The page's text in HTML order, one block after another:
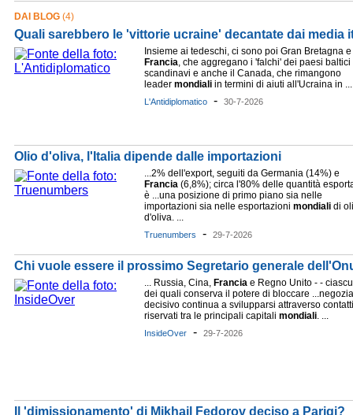
DAI BLOG (4)
Quali sarebbero le 'vittorie ucraine' decantate dai media
Insieme ai tedeschi, ci sono poi Gran Bretagna e
Francia, che aggregano i 'falchi' dei paesi baltici
scandinavi e anche il Canada, che rimangono
leader mondiali in termini di aiuti all'Ucraina in ...
L'Antidiplomatico - 30-7-2026
Olio d'oliva, l'Italia dipende dalle importazioni
...2% dell'export, seguiti da Germania (14%) e
Francia (6,8%); circa l'80% delle quantità
è ...una posizione di primo piano sia nelle
importazioni sia nelle esportazioni mondiali di
d'oliva. ...
Truenumbers - 29-7-2026
Chi vuole essere il prossimo Segretario generale
... Russia, Cina, Francia e Regno Unito - -
dei quali conserva il potere di bloccare
decisivo continua a svilupparsi attraverso contatti
riservati tra le principali capitali mondiali. ...
InsideOver - 29-7-2026
Il 'dimissionamento' di Mikhail Fedorov deciso a Parigi?